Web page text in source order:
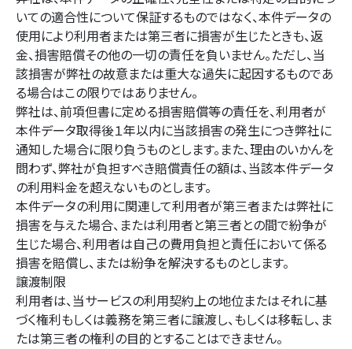
いての適合性について保証するものではなく、本件データの
使用により利用者または第三者に損害が生じたときも、返
金、損害賠償その他の一切の責任を負いません。ただし、当
該損害が弊社の故意または重大な過失に起因するものであ
る場合はこの限りではありません。
弊社は、前項但書に定める損害賠償等の責任を、利用者が
本件データ取得後１年以内に当該損害の発生につき弊社に
通知した場合に限り負うものとします。また、理由のいかんを
問わず、弊社が負担すべき賠償責任の額は、当該本件データ
の利用料金を超えないものとします。
本件データの利用に関連して利用者が第三者または弊社に
損害を与えた場合、または利用者と第三者との間で紛争が
生じた場合、利用者は自己の費用負担と責任において係る
損害を賠償し、または紛争を解決するものとします。
譲渡制限
利用者は、当サービスの利用契約上の地位またはそれに基
づく権利もしくは義務を第三者に譲渡し、もしくは移転し、ま
たは第三者の権利の目的とすることはできません。